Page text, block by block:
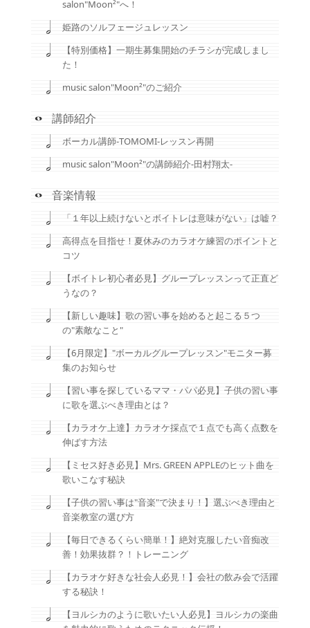
salon"Moon²"へ！
姫路のソルフェージュレッスン
【特別価格】一期生募集開始のチラシが完成しまし
た！
music salon"Moon²"のご紹介
講師紹介
ボーカル講師-TOMOMI-レッスン再開
music salon"Moon²"の講師紹介-田村翔太-
音楽情報
「１年以上続けないとボイトレは意味がない」は嘘？
高得点を目指せ！夏休みのカラオケ練習のポイントと
コツ
【ボイトレ初心者必見】グループレッスンって正直ど
うなの？
【新しい趣味】歌の習い事を始めると起こる５つ
の"素敵なこと"
【6月限定】"ボーカルグループレッスン"モニター募
集のお知らせ
【習い事を探しているママ・パパ必見】子供の習い事
に歌を選ぶべき理由とは？
【カラオケ上達】カラオケ採点で１点でも高く点数を
伸ばす方法
【ミセス好き必見】Mrs. GREEN APPLEのヒット曲を
歌いこなす秘訣
【子供の習い事は"音楽"で決まり！】選ぶべき理由と
音楽教室の選び方
【毎日できるくらい簡単！】絶対克服したい音痴改
善！効果抜群？！トレーニング
【カラオケ好きな社会人必見！】会社の飲み会で活躍
する秘訣！
【ヨルシカのように歌いたい人必見】ヨルシカの楽曲